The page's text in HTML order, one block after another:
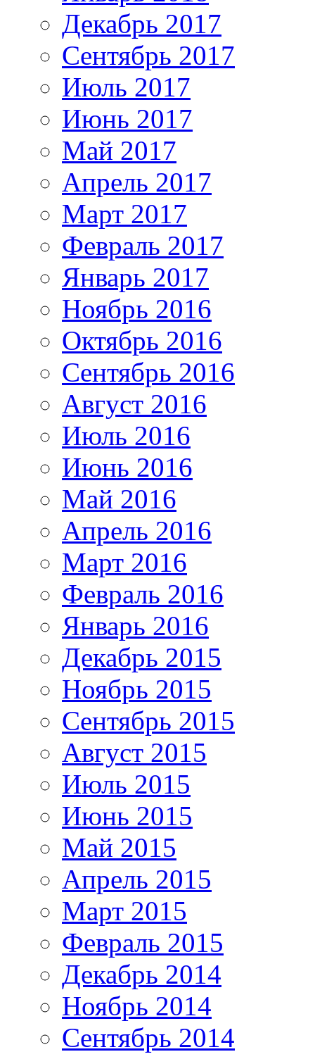
Декабрь 2017
Сентябрь 2017
Июль 2017
Июнь 2017
Май 2017
Апрель 2017
Март 2017
Февраль 2017
Январь 2017
Ноябрь 2016
Октябрь 2016
Сентябрь 2016
Август 2016
Июль 2016
Июнь 2016
Май 2016
Апрель 2016
Март 2016
Февраль 2016
Январь 2016
Декабрь 2015
Ноябрь 2015
Сентябрь 2015
Август 2015
Июль 2015
Июнь 2015
Май 2015
Апрель 2015
Март 2015
Февраль 2015
Декабрь 2014
Ноябрь 2014
Сентябрь 2014